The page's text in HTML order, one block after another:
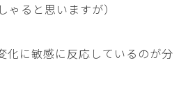
ゃると思いますが）
化に敏感に反応しているのが分